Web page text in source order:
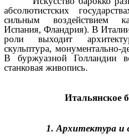
абсолютистских
сильным воздействием
Испания, Фландрия). В
роли выходит
скульптура, монументально-
В буржуазной Голландии
станковая живопись.
Итальянское
1. Архитектура и